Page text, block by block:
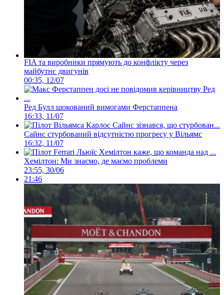
FIA та виробники прямують до конфлікту через
майбутнє двигунів
00:35, 12/07
Ред Булл шокований вимогами Ферстаппена
16:33, 11/07
Сайнс стурбований відсутністю прогресу у Вільямс
16:32, 11/07
Хемілтон: Ми знаємо, де маємо проблеми
23:55, 30/06
21:46